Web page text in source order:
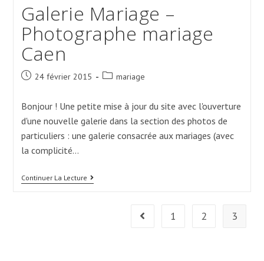
Galerie Mariage –
Photographe mariage
Caen
Post 24 février 2015
Postmariage
Bonjour ! Une petite mise à jour du site avec l'ouverture
d'une nouvelle galerie dans la section des photos de
particuliers : une galerie consacrée aux mariages (avec
la complicité…
Continuer La LectureGalerie
Mariage
Go to the previous page
1 2 3